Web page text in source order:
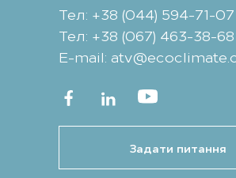
Тел: +38 (044) 594-71-07
Тел: +38 (067) 463-38-68
Е-mail:
Задати питання